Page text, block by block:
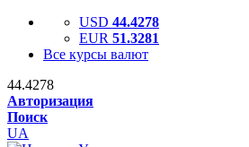
USD 44.4278
EUR 51.3281
Все курсы валют
44.4278
Авторизация
Поиск
UA